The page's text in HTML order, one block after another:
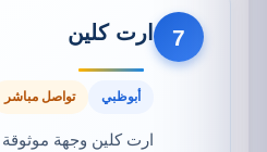
7 ارت كلين
أبوظبي تواصل مباشر
ارت كلين وجهة